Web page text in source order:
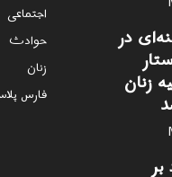
در
زنان
اجتماعی
حوادث
زنان
فارس